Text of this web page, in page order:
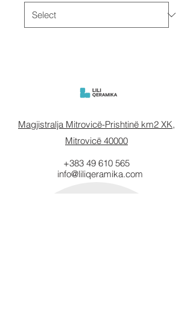
Magjistralja Mitrovicë-Prishtinë km2 XK,
Mitrovicë 40000
info@liliqeramika.com
+383 49 610 565